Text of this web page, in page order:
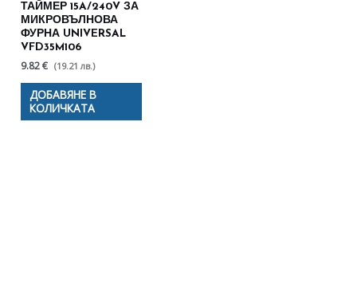
ТАЙМЕР 15A/240V ЗА
МИКРОВЪЛНОВА
ФУРНА UNIVERSAL
VFD35M106
9.82 € (19.21 лв.)
ДОБАВЯНЕ В
КОЛИЧКАТА